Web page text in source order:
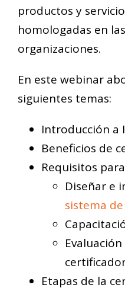
productos y
homologadas en
organizaciones.
En este webinar
siguientes temas:
Introducción a
Beneficios de
Requisitos
Diseñar e
sistema
Etapas de la